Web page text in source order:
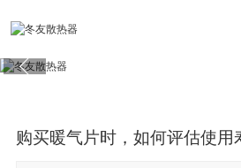
购买暖气片时，如何评估使用